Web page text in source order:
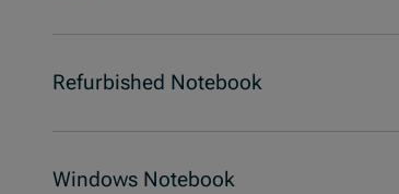
Refurbished Notebook
Windows Notebook